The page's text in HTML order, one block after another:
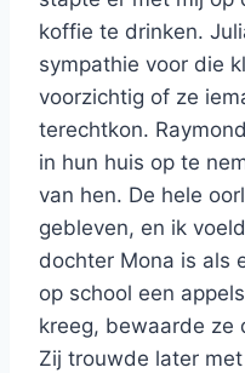
koffie te drinken.
sympathie voor die
voorzichtig of ze
terechtkon.
in hun huis op te
van hen. De hele
gebleven, en ik
dochter Mona is als
op school een
kreeg, bewaarde ze
Zij trouwde later